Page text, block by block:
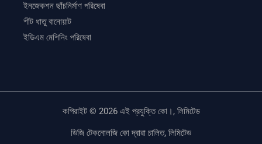
ইনজেকশন ছাঁচনির্মাণ পরিষেবা
শীট ধাতু বানোয়াট
ইডিএম মেশিনিং পরিষেবা
কপিরাইট © 2026 এই প্রযুক্তি কো।, লিমিটেড
ডিজি টেকনোলজি কো দ্বারা চালিত, লিমিটেড